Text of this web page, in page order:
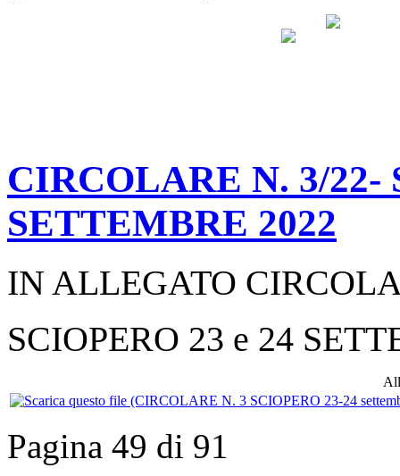
CIRCOLARE N. 3/22-
SETTEMBRE 2022
IN ALLEGATO
SCIOPERO 23 e 24
Pagina 49 di 91